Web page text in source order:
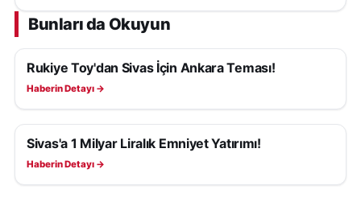
Bunları da Okuyun
SIYASET
Rukiye Toy'dan Sivas İçin Ankara Teması!
Haberin Detayı →
SIYASET
Sivas'a 1 Milyar Liralık Emniyet Yatırımı!
Haberin Detayı →